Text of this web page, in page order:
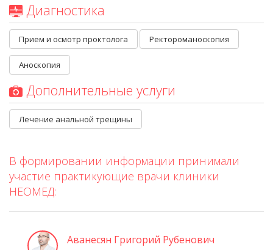
Диагностика
Прием и осмотр проктолога Ректороманоскопия
Аноскопия
Дополнительные услуги
Лечение анальной трещины
В формировании информации принимали
участие практикующие врачи клиники
НЕОМЕД:
Аванесян Григорий Рубенович